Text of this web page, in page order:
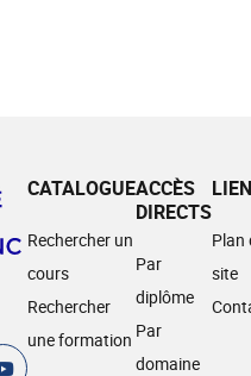
CATALOGUE
Rechercher un
cours
Rechercher
une formation
ACCÈS
DIRECTS
Par
diplôme
Par
domaine
Plan
site